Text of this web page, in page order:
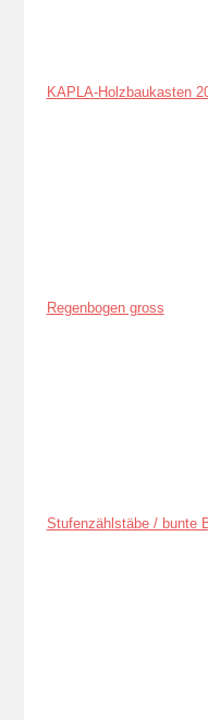
KAPLA-Holzbaukasten
Regenbogen gross
Stufenzählstäbe / bunte